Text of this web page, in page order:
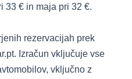
33 € in maja pri 32 €.
rezervacijah prek
Izračun vključuje vse
vključno z